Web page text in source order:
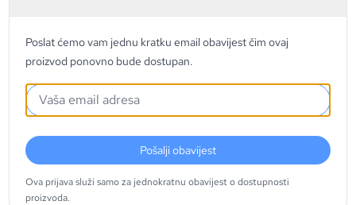
Poslat ćemo vam jednu kratku email obavijest čim ovaj
proizvod ponovno bude dostupan.
Pošalji obavijest
Ova prijava služi samo za jednokratnu obavijest o dostupnosti
proizvoda.